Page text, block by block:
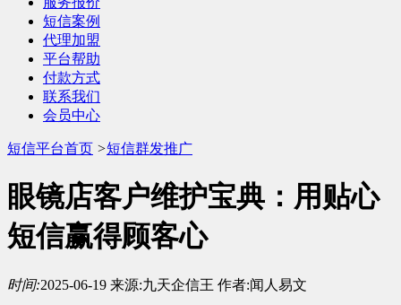
短信案例
代理加盟
平台帮助
付款方式
联系我们
会员中心
短信平台首页 >短信群发推广
眼镜店客户维护宝典：用贴心
短信赢得顾客心
时间:2025-06-19 来源:九天企信王 作者:闻人易文